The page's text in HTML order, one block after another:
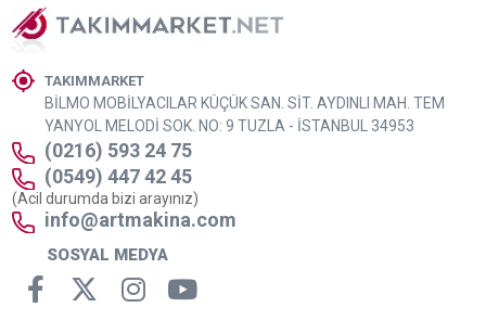
TAKIMMARKET
BİLMO MOBİLYACILAR KÜÇÜK SAN. SİT. AYDINLI MAH. TEM
YANYOL MELODİ SOK. NO: 9 TUZLA - İSTANBUL 34953
(0216) 593 24 75
(0549) 447 42 45
(Acil durumda bizi arayınız)
info@artmakina.com
SOSYAL MEDYA